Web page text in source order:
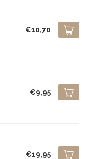
€10,70
€9,95
€19,95